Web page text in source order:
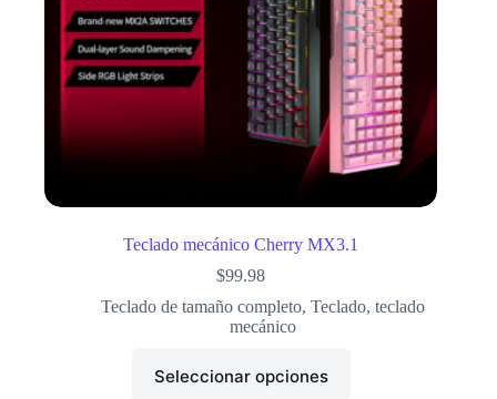
Teclado mecánico Cherry MX3.1
$99.98
Teclado de tamaño completo,Teclado,teclado
mecánico
Seleccionar opciones